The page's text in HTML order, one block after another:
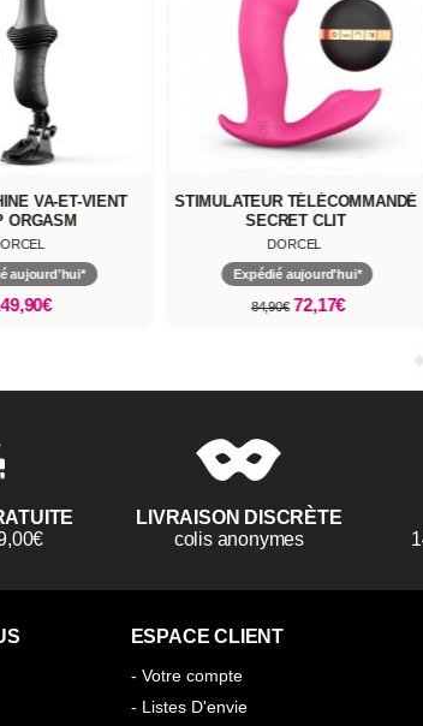
TÉLÉCOMMANDÉ
CLIT
aujourd'hui*
72,17€
STIMULATEUR COUPLE PERFECT
LOVER
DORCEL
Expédié aujourd'hui*
74,90€
LIVRAISON DISCRÈTE
colis anonymes
ESPACE CLIENT
- Votre compte
- Listes D'envie